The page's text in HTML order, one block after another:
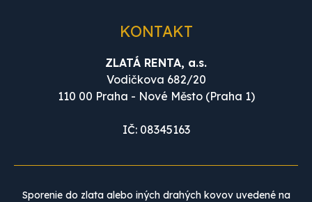
KONTAKT
ZLATÁ RENTA, a.s.
Vodičkova 682/20
110 00 Praha - Nové Město (Praha 1)
IČ: 08345163
Sporenie do zlata alebo iných drahých kovov uvedené na